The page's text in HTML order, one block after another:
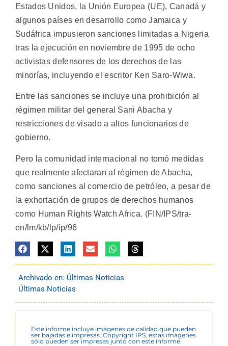
Estados Unidos, la Unión Europea (UE), Canadá y
algunos países en desarrollo como Jamaica y
Sudáfrica impusieron sanciones limitadas a Nigeria
tras la ejecución en noviembre de 1995 de ocho
activistas defensores de los derechos de las
minorías, incluyendo el escritor Ken Saro-Wiwa.
Entre las sanciones se incluye una prohibición al
régimen militar del general Sani Abacha y
restricciones de visado a altos funcionarios de
gobierno.
Pero la comunidad internacional no tomó medidas
que realmente afectaran al régimen de Abacha,
como sanciones al comercio de petróleo, a pesar de
la exhortación de grupos de derechos humanos
como Human Rights Watch Africa. (FIN/IPS/tra-
en/lm/kb/lp/ip/96
Archivado en: Últimas Noticias
Últimas Noticias
Este informe incluye imágenes de calidad que pueden
ser bajadas e impresas. Copyright IPS, estas imágenes
sólo pueden ser impresas junto con este informe